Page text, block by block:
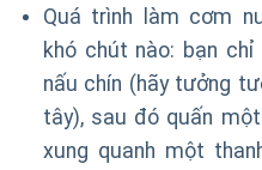
Quá trình làm cơm
khó chút nào: bạn
nấu chín (hãy tưởng
tây), sau đó quấn
xung quanh một